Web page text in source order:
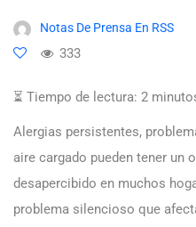
Notas De Prensa En RSS
333
⏳ Tiempo de lectura: 2
Alergias persistentes,
aire cargado pueden tener un
desapercibido en muchos
problema silencioso que